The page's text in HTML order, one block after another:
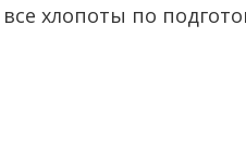
хлопоты по